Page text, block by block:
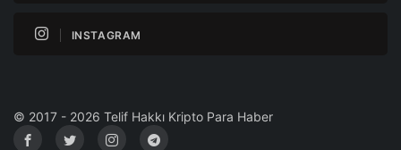
INSTAGRAM
© 2017 - 2026 Telif Hakkı Kripto Para Haber